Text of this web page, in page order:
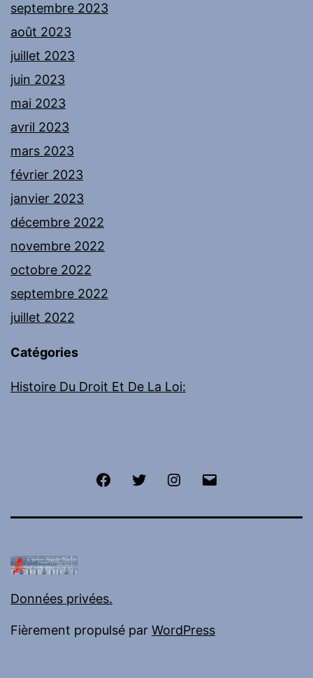
septembre 2023
août 2023
juillet 2023
juin 2023
mai 2023
avril 2023
mars 2023
février 2023
janvier 2023
décembre 2022
novembre 2022
octobre 2022
septembre 2022
juillet 2022
Catégories
Histoire Du Droit Et De La Loi:
FacebookTwitter Instagram
Données privées.
Fièrement propulsé par WordPress